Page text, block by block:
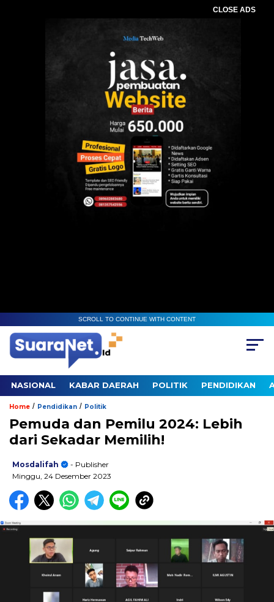
CLOSE ADS
SCROLL TO CONTINUE WITH CONTENT
NASIONAL KABAR DAERAH POLITIK PENDIDIKAN
Home / Pendidikan / Politik
Pemuda dan Pemilu 2024: Lebih
dari Sekadar Memilih!
Mosdalifah
- Publisher
Minggu, 24 Desember 2023